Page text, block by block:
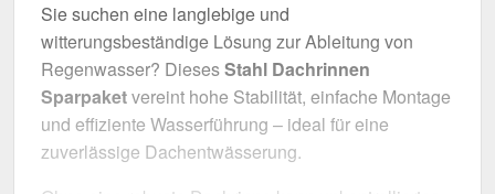
Sie suchen eine langlebige und
witterungsbeständige Lösung zur Ableitung von
Regenwasser? DiesesStahl Dachrinnen
Sparpaketvereint hohe Stabilität, einfache Montage
und effiziente Wasserführung – ideal für eine
zuverlässige Dachentwässerung.